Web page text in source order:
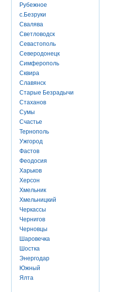
Рубежное
с.Безруки
Свалява
Светловодск
Севастополь
Северодонецк
Симферополь
Сквира
Славянск
Старые Безрадычи
Стаханов
Сумы
Счастье
Тернополь
Ужгород
Фастов
Феодосия
Харьков
Херсон
Хмельник
Хмельницкий
Черкассы
Чернигов
Черновцы
Шаровечка
Шостка
Энергодар
Южный
Ялта